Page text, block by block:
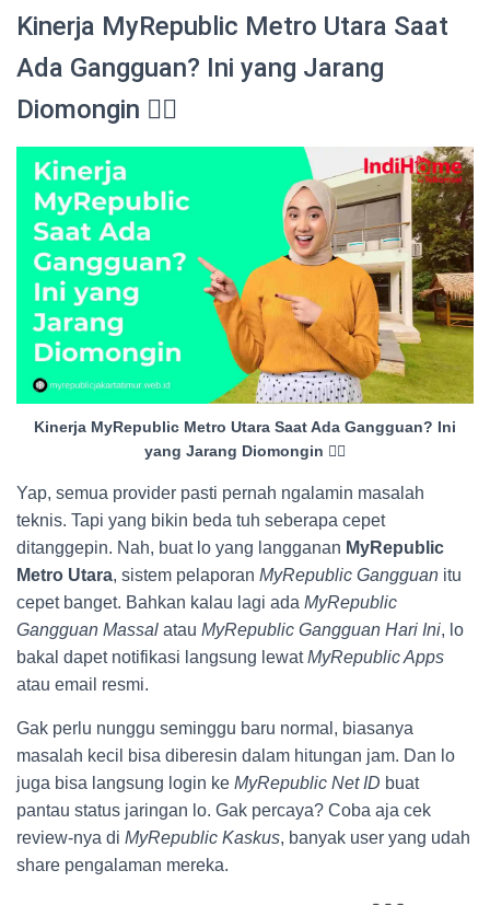
Kinerja MyRepublic Metro Utara Saat
Ada Gangguan? Ini yang Jarang
Diomongin 😮‍💨
Kinerja MyRepublic Metro Utara Saat Ada Gangguan? Ini
yang Jarang Diomongin 😮‍💨
Yap, semua provider pasti pernah ngalamin masalah
teknis. Tapi yang bikin beda tuh seberapa cepet
ditanggepin. Nah, buat lo yang langganan MyRepublic
Metro Utara, sistem pelaporan MyRepublic Gangguan itu
cepet banget. Bahkan kalau lagi ada MyRepublic
Gangguan Massal atau MyRepublic Gangguan Hari Ini, lo
bakal dapet notifikasi langsung lewatMyRepublic Apps
atau email resmi.
Gak perlu nunggu seminggu baru normal, biasanya
masalah kecil bisa diberesin dalam hitungan jam. Dan lo
juga bisa langsung login ke MyRepublic Net ID buat
pantau status jaringan lo. Gak percaya? Coba aja cek
review-nya di MyRepublic Kaskus, banyak user yang udah
share pengalaman mereka.